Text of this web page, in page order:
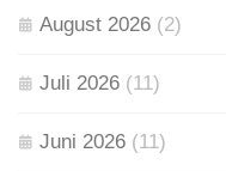
August 2026 (2)
Juli 2026 (11)
Juni 2026 (11)